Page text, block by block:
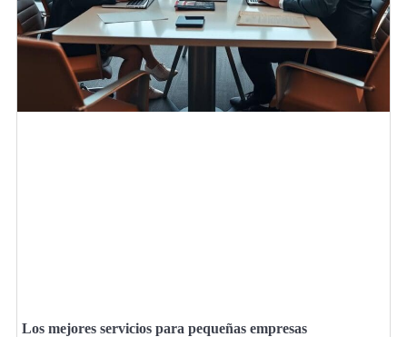
Los mejores servicios para pequeñas empresas